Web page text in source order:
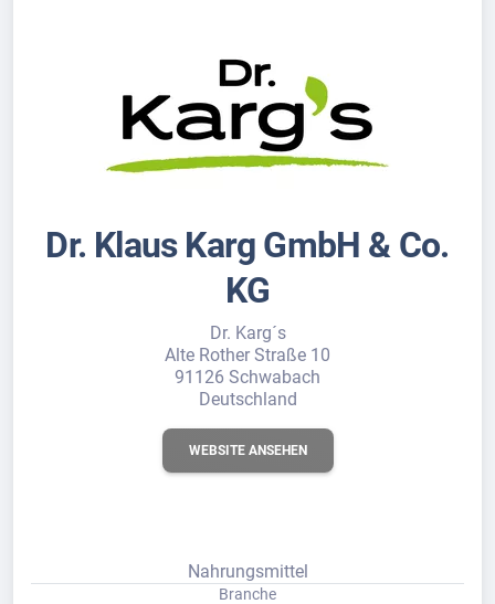
Dr. Klaus Karg GmbH & Co.
KG
Dr. Karg´s
Alte Rother Straße 10
91126 Schwabach
Deutschland
WEBSITE ANSEHEN
Nahrungsmittel
Branche